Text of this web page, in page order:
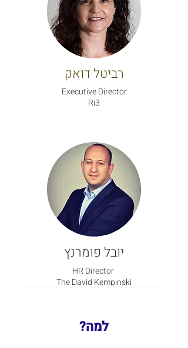
רביטל דואק
Executive Director
Ri3
יובל פומרנץ
HR Director
The David Kempinski
למה?